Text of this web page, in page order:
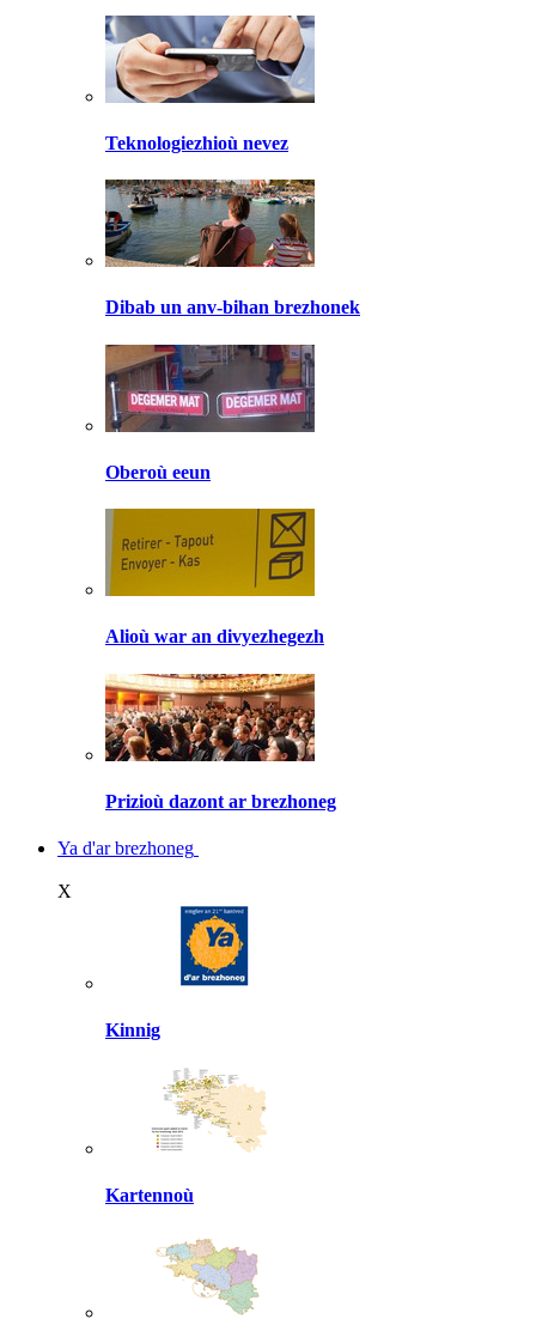
Teknologiezhioù nevez
Dibab un anv-bihan brezhonek
Oberoù eeun
Alioù war an divyezhegezh
Prizioù dazont ar brezhoneg
Ya d'ar brezhoneg
X
Kinnig
Kartennoù